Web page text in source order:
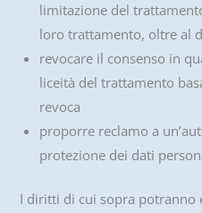
limitazione del
loro trattamento, oltre al
revocare il consenso in
liceità del trattamento
revoca
proporre reclamo a
protezione dei dati
I diritti di cui sopra potranno